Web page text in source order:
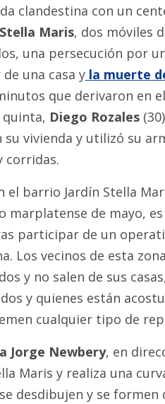
clandestina con un
Maris, dos móviles
una persecución por
una casa yla muerte
que derivaron en
Diego Rozales
su vivienda y utilizó su
corridas.
el barrio Jardín Stella
marplatense de mayo,
participar de un
Los vecinos de esta
y no salen de sus
y quienes están
cualquier tipo de
Jorge Newbery, en
Maris y realiza una
desdibujen y se